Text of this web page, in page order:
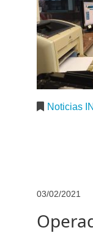
Tarifa por
Traspasos y
Noticias
03/02/2021